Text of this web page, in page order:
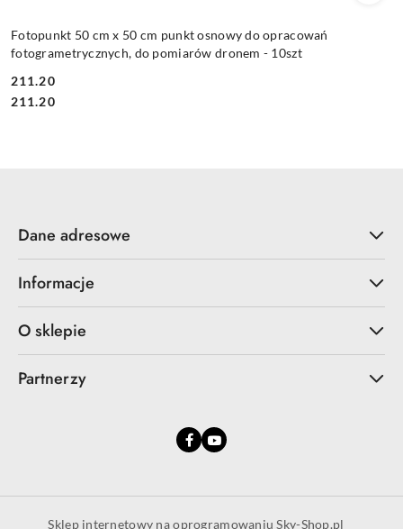
Fotopunkt 50 cm x 50 cm punkt osnowy do opracowań
fotogrametrycznych, do pomiarów dronem - 10szt
Cena:
211.20
Cena:
211.20
Dane adresowe
Informacje
O sklepie
Partnerzy
Sklep internetowy na oprogramowaniu Sky-Shop.pl